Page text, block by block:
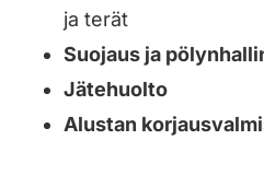
ja terät
Suojaus ja
Jätehuolto
Alustan